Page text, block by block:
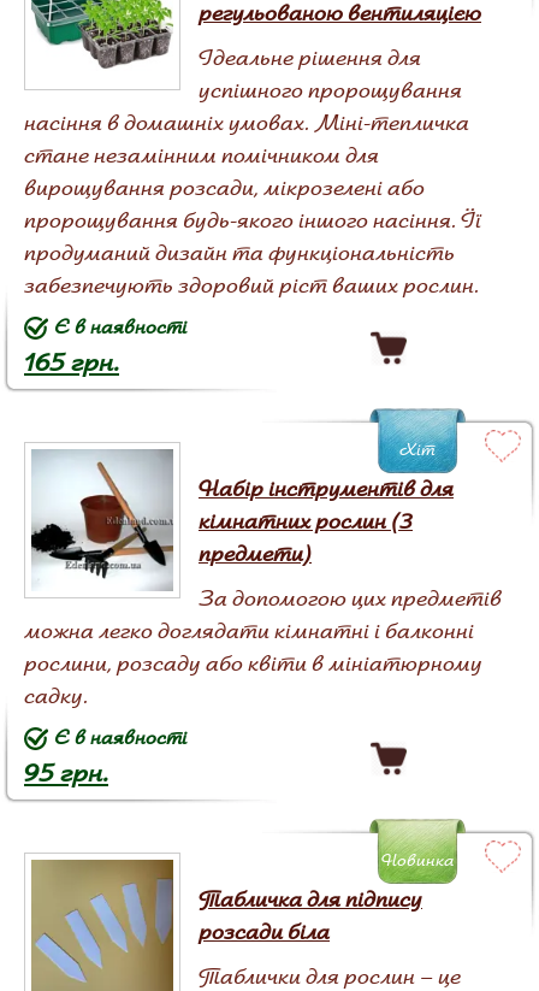
регульованою вентиляцією
Ідеальне рішення для
успішного пророщування
насіння в домашніх умовах. Міні-тепличка
стане незамінним помічником для
вирощування розсади, мікрозелені або
пророщування будь-якого іншого насіння. Її
продуманий дизайн та функціональність
забезпечують здоровий ріст ваших рослин.
165 грн.
Є в наявності
Набір інструментів для
кімнатних рослин (3
предмети)
За допомогою цих предметів
можна легко доглядати кімнатні і балконні
рослини, розсаду або квіти в мініатюрному
садку.
95 грн.
Є в наявності
Хіт
Табличка для підпису
розсади біла
Таблички для рослин – це
Новинка